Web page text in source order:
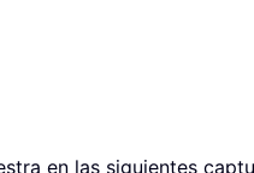
en las siguientes